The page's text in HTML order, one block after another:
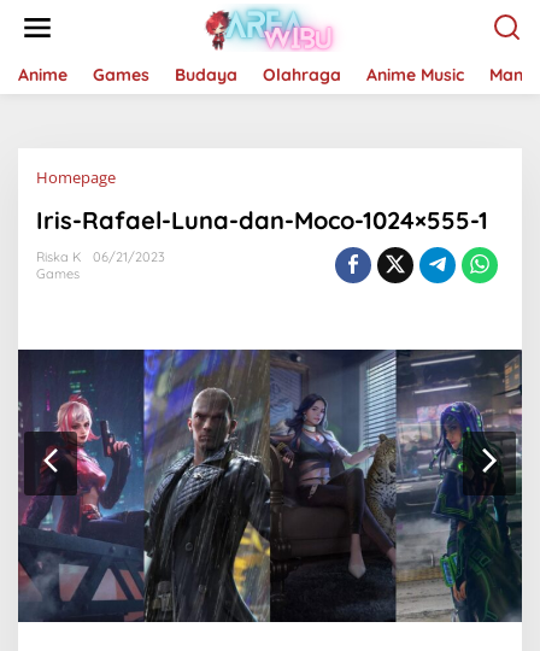
Anime Games Budaya Olahraga Anime Music
HomepageLampiran
Iris-Rafael-Luna-dan-Moco-1024×555-1
Riska K
06/21/2023
Games